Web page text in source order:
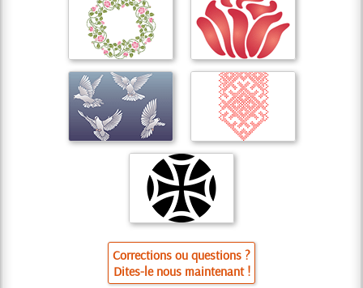
Corrections ou questions ?
Dites-le nous maintenant !